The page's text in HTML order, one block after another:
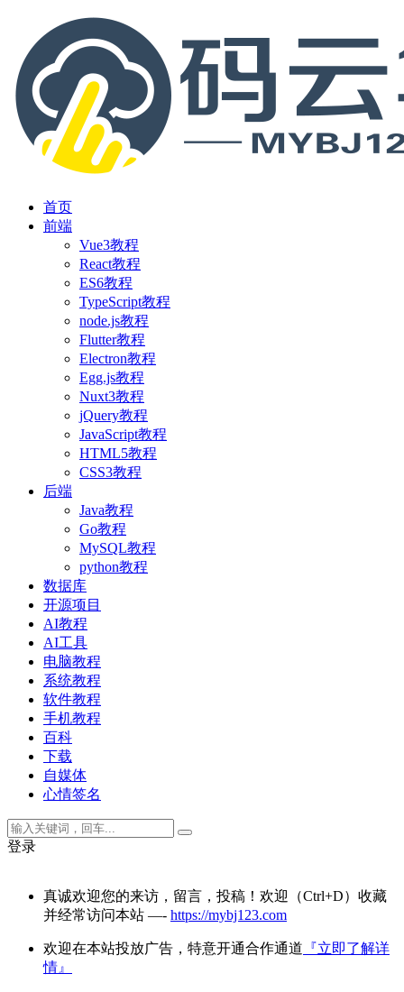
首页
前端
Vue3教程
React教程
ES6教程
TypeScript教程
node.js教程
Flutter教程
Electron教程
Egg.js教程
Nuxt3教程
jQuery教程
JavaScript教程
HTML5教程
CSS3教程
后端
Java教程
Go教程
MySQL教程
python教程
数据库
开源项目
AI教程
AI工具
电脑教程
系统教程
软件教程
手机教程
百科
下载
自媒体
心情签名
登录
真诚欢迎您的来访，留言，投稿！欢迎（Ctrl+D）收藏
并经常访问本站 —- https://mybj123.com
欢迎在本站投放广告，特意开通合作通道 『立即了解详
情』